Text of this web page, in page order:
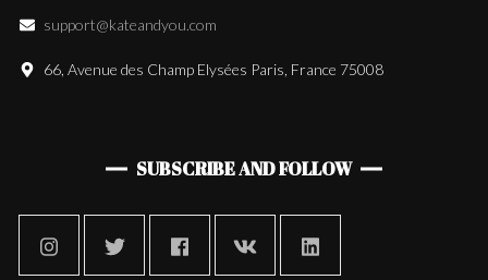
support@kateandyou.com
66, Avenue des Champ Elysées Paris, France 75008
SUBSCRIBE AND FOLLOW